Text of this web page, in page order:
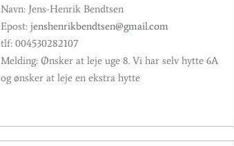
Navn: Jens-Henrik Bendtsen
Epost: jenshenrikbendtsen@gmail.com
tlf: 004530282107
Melding: Ønsker at leje uge 8. Vi har selv hytte 6A
og ønsker at leje en ekstra hytte